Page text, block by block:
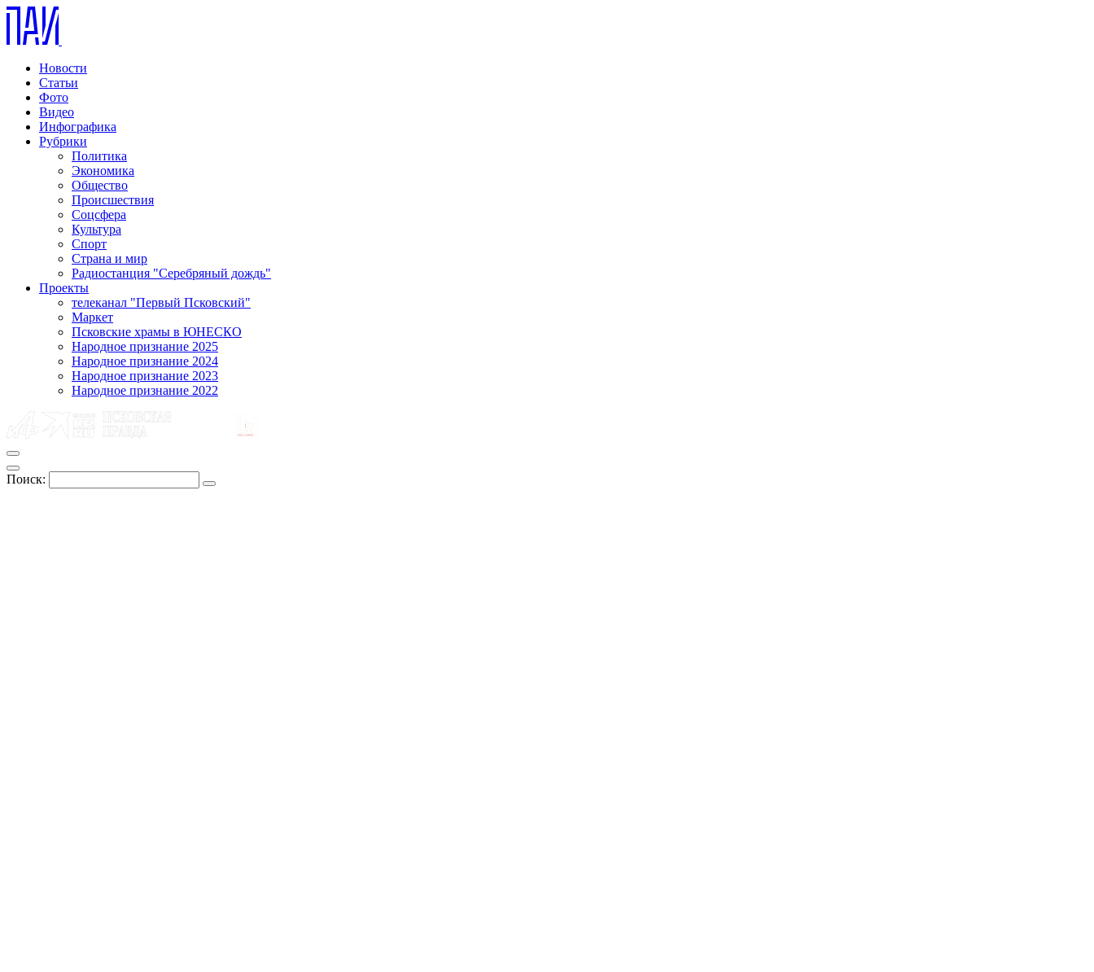
Новости
Статьи
Фото
Видео
Инфографика
Рубрики
Политика
Экономика
Общество
Происшествия
Соцсфера
Культура
Спорт
Страна и мир
Радиостанция "Серебряный дождь"
Проекты
телеканал "Первый Псковский"
Маркет
Псковские храмы в ЮНЕСКО
Народное признание 2025
Народное признание 2024
Народное признание 2023
Народное признание 2022
Поиск: